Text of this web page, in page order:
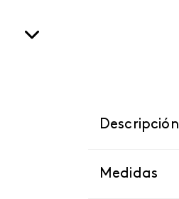
Descripción
Medidas